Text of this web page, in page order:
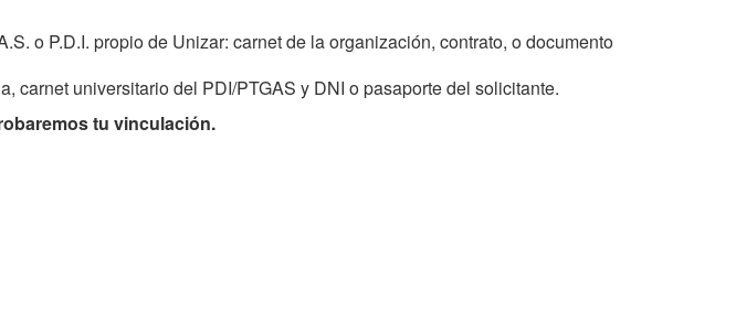
o P.D.I. propio de Unizar: carnet de la organización, contrato, o documento
carnet universitario del PDI/PTGAS y DNI o pasaporte del solicitante.
tu vinculación.